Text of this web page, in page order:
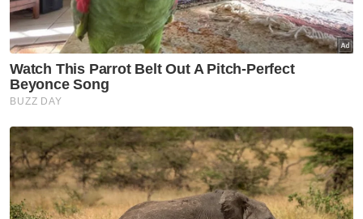
Berita Telus & Tulus menerusi E-Mel setiap
hari!
“Akaun 9694 telah ditutup pada 30 Ogos
2013 dan baki dalam akaun sebanyak